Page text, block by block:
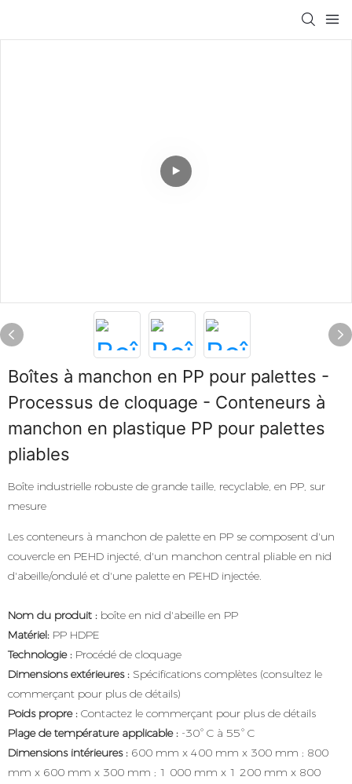
Boîtes à manchon en PP pour palettes -
Processus de cloquage - Conteneurs à
manchon en plastique PP pour palettes
pliables
Boîte industrielle robuste de grande taille, recyclable, en PP, sur
mesure
Les conteneurs à manchon de palette en PP se composent d'un
couvercle en PEHD injecté, d'un manchon central pliable en nid
d'abeille/ondulé et d'une palette en PEHD injectée.
Nom du produit : boîte en nid d'abeille en PP
Matériel: PP HDPE
Technologie : Procédé de cloquage
Dimensions extérieures : Spécifications complètes (consultez le
commerçant pour plus de détails)
Poids propre : Contactez le commerçant pour plus de détails
Plage de température applicable : -30° C à 55° C
Dimensions intérieures : 600 mm x 400 mm x 300 mm ; 800
mm x 600 mm x 300 mm ; 1 000 mm x 1 200 mm x 800